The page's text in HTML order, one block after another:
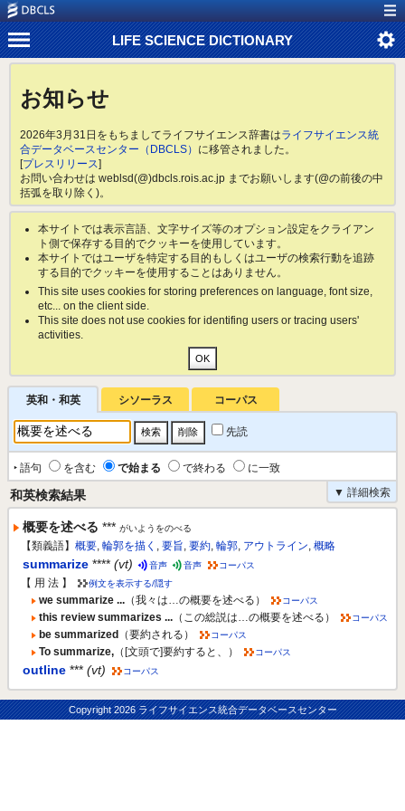
LIFE SCIENCE DICTIONARY
お知らせ
2026年3月31日をもちましてライフサイエンス辞書はライフサイエンス統
合データベースセンター（DBCLS） に移管されました。
[プレスリリース]
お問い合わせは weblsd(@)dbcls.rois.ac.jp までお願いします(@の前後の中
括弧を取り除く)。
本サイトでは表示言語、文字サイズ等のオプション設定をクライアン
ト側で保存する目的でクッキーを使用しています。
本サイトではユーザを特定する目的もしくはユーザの検索行動を追跡
する目的でクッキーを使用することはありません。
This site uses cookies for storing preferences on language, font size,
etc... on the client side.
This site does not use cookies for identifing users or tracing users'
activities.
英和・和英 シソーラス コーパス
先読
‣ 語句 を含む で始まる で終わる
に一致
▼ 詳細検索
和英検索結果
概要を述べる *** がいようをのべる
【類義語】 概要, 輪郭を描く , 要旨, 要約, 輪郭, アウトライン, 概略
summarize **** (vt) 音声 音声 コーパス
【 用 法 】 例文を表示する/隠す
we summarize ... （我々は…の概要を述べる） コーパス
this review summarizes ... （この総説は…の概要を述べる） コーパス
be summarized （要約される） コーパス
To summarize, （[文頭で]要約すると、） コーパス
outline *** (vt) コーパス
Copyright2026 ライフサイエンス統合データベースセンター